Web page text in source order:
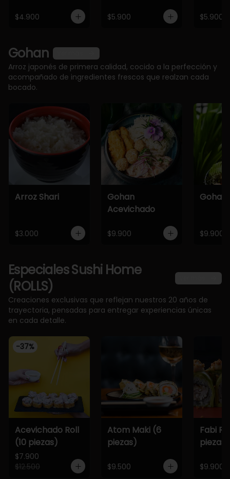
$4.900 $5.900 $5.900
Gohan
Arroz japonés de primera calidad, cocido a la perfección y
acompañado de ingredientes frescos que realzan cada
bocado.
Arroz Shari
$3.000
Gohan
Acevichado
$9.900
Gohan
$9.900
Especiales Sushi Home
(ROLLS)
Creaciones exclusivas que reflejan nuestros 20 años de
trayectoria, pensadas para entregar experiencias únicas
en cada detalle.
-37%
Acevichado Roll
(10 piezas)
$7.900
$12.500
Atom Maki (6
piezas)
$9.500
Fabi
piezas)
$9.900